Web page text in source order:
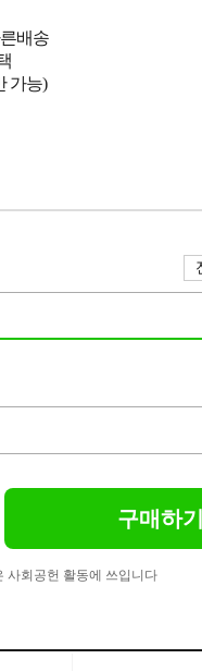
배송
가능)
구매하기
사회공헌 활동에 쓰입니다